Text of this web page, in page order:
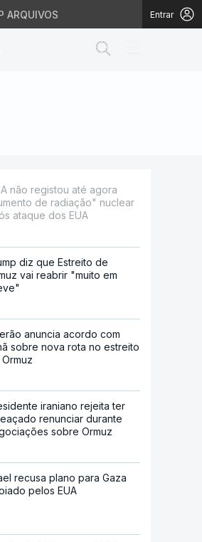
ARQUIVOS Entrar
após
não registou até agora
de radiação" nuclear
ataque dos EUA
diz que Estreito de
vai reabrir "muito em
anuncia acordo com
sobre nova rota no estreito
iraniano rejeita ter
renunciar durante
sobre Ormuz
recusa plano para Gaza
pelos EUA